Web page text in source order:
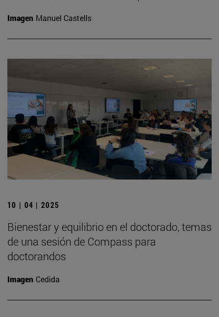
Imagen Manuel Castells
10 | 04 | 2025
Bienestar y equilibrio en el doctorado, temas
de una sesión de Compass para
doctorandos
Imagen Cedida